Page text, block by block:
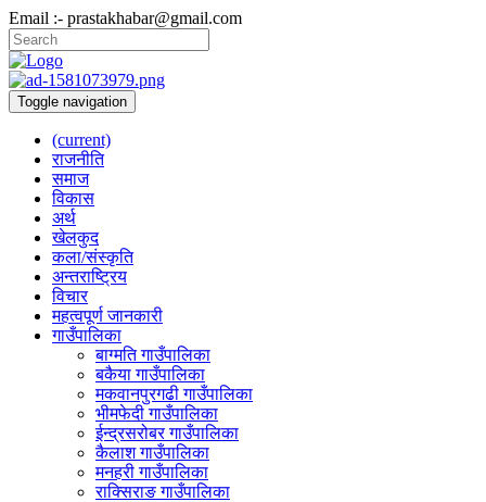
Email :- prastakhabar@gmail.com
Toggle navigation
(current)
राजनीति
समाज
विकास
अर्थ
खेलकुद
कला/संस्कृति
अन्तराष्ट्रिय
विचार
महत्वपूर्ण जानकारी
गाउँपालिका
बाग्मति गाउँपालिका
बकैया गाउँपालिका
मकवानपुरगढी गाउँपालिका
भीमफेदी गाउँपालिका
ईन्द्रसरोबर गाउँपालिका
कैलाश गाउँपालिका
मनहरी गाउँपालिका
राक्सिराङ गाउँपालिका